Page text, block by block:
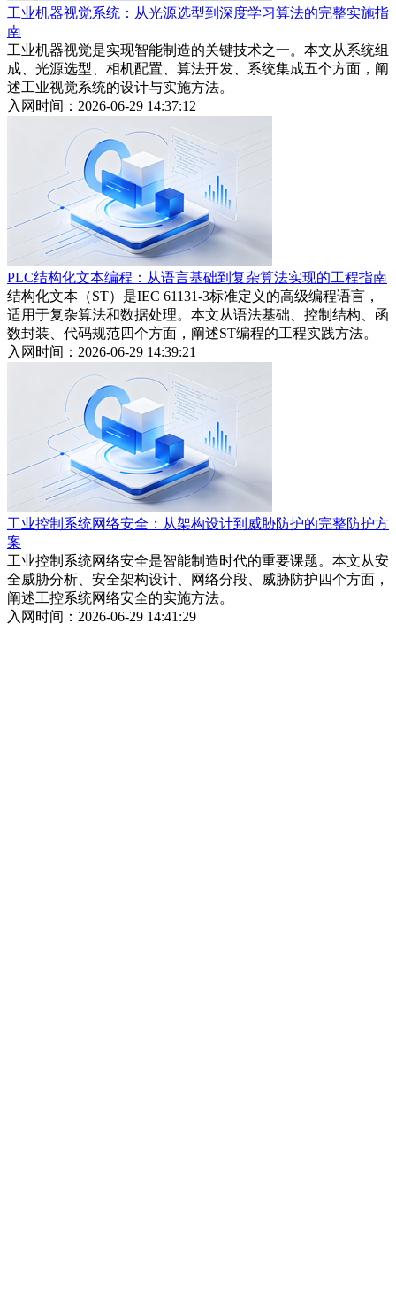
工业机器视觉系统：从光源选型到深度学习算法的完整实施指
南
工业机器视觉是实现智能制造的关键技术之一。本文从系统组
成、光源选型、相机配置、算法开发、系统集成五个方面，阐
述工业视觉系统的设计与实施方法。
入网时间：2026-06-29 14:37:12
PLC结构化文本编程：从语言基础到复杂算法实现的工程指南
结构化文本（ST）是IEC 61131-3标准定义的高级编程语言，
适用于复杂算法和数据处理。本文从语法基础、控制结构、函
数封装、代码规范四个方面，阐述ST编程的工程实践方法。
入网时间：2026-06-29 14:39:21
工业控制系统网络安全：从架构设计到威胁防护的完整防护方
案
工业控制系统网络安全是智能制造时代的重要课题。本文从安
全威胁分析、安全架构设计、网络分段、威胁防护四个方面，
阐述工控系统网络安全的实施方法。
入网时间：2026-06-29 14:41:29